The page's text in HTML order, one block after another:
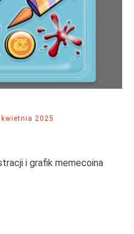
kwietnia 2025
i grafik memecoina